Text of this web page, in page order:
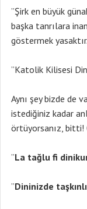
”Şirk en büyük
başka tanrılara
göstermek
”Katolik Kilisesi
Aynı şey bizde de
istediğiniz kadar
örtüyorsanız, bitti!
”La tağlu fi
”Dininizde